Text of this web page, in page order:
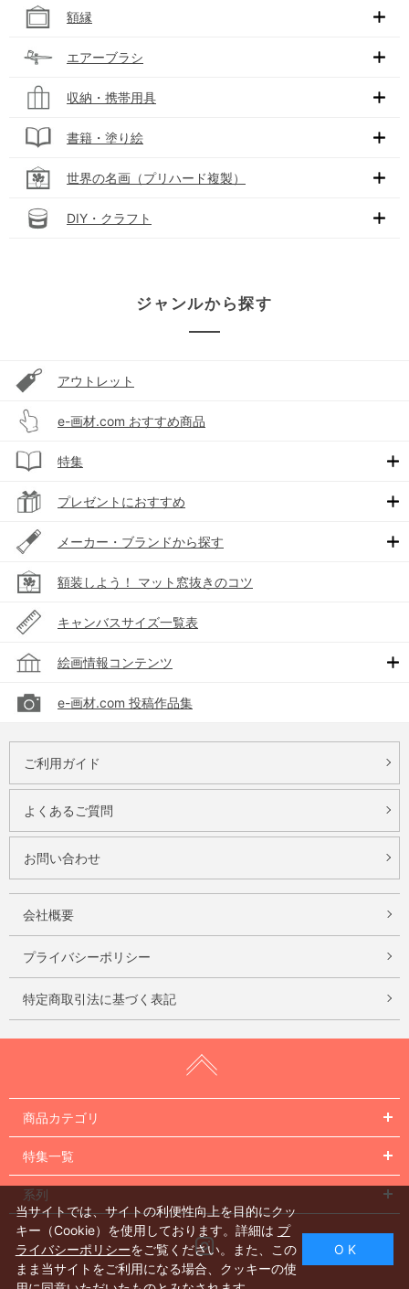
額縁
エアーブラシ
収納・携帯用具
書籍・塗り絵
世界の名画（プリハード複製）
DIY・クラフト
ジャンルから探す
アウトレット
e-画材.com おすすめ商品
特集
プレゼントにおすすめ
メーカー・ブランドから探す
額装しよう！ マット窓抜きのコツ
キャンバスサイズ一覧表
絵画情報コンテンツ
e-画材.com 投稿作品集
ご利用ガイド
よくあるご質問
お問い合わせ
会社概要
プライバシーポリシー
特定商取引法に基づく表記
商品カテゴリ
特集一覧
系列
Instagram
当サイトでは、サイトの利便性向上を目的にクッ
キー（Cookie）を使用しております。詳細は プ
ライバシーポリシーをご覧ください。また、この
まま当サイトをご利用になる場合、クッキーの使
O K